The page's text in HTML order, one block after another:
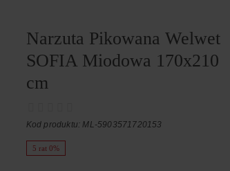
Narzuta Pikowana Welwet
SOFIA Miodowa 170x210
cm
Kod produktu: ML-5903571720153
5 rat 0%